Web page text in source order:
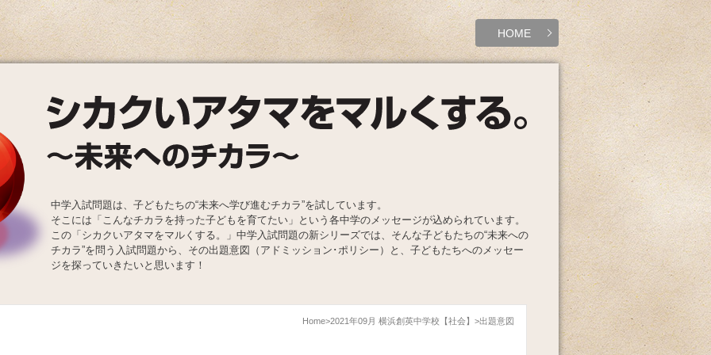
HOME
中学入試問題は、子どもたちの“未来へ学び進むチカラ”を試しています。
そこには「こんなチカラを持った子どもを育てたい」という各中学のメッセージが込められています。
この「シカクいアタマをマルくする。」中学入試問題の新シリーズでは、そんな子どもたちの“未来への
チカラ”を問う入試問題から、その出題意図（アドミッション･ポリシー）と、子どもたちへのメッセー
ジを探っていきたいと思います！
Home 2021年09月 横浜創英中学校【社会】 出題意図